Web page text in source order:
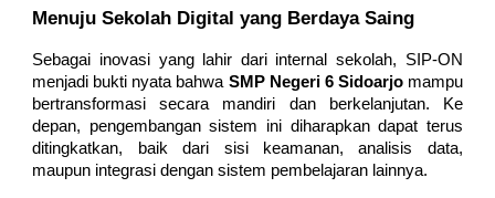
Menuju Sekolah Digital yang Berdaya Saing
Sebagai inovasi yang lahir dari internal sekolah, SIP-ON
menjadi bukti nyata bahwa SMP Negeri 6 Sidoarjomampu
bertransformasi secara mandiri dan berkelanjutan. Ke
depan, pengembangan sistem ini diharapkan dapat terus
ditingkatkan, baik dari sisi keamanan, analisis data,
maupun integrasi dengan sistem pembelajaran lainnya.